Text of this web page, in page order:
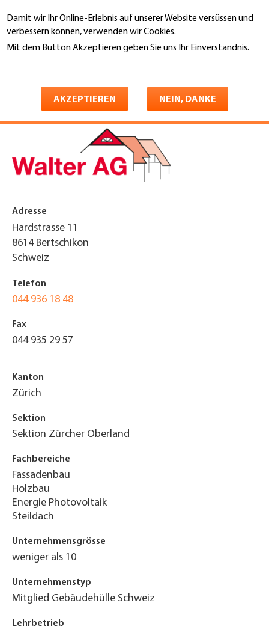
Damit wir Ihr Online-Erlebnis auf unserer Website versüssen und
verbessern können, verwenden wir Cookies.
Mit dem Button Akzeptieren geben Sie uns Ihr Einverständnis.
AKZEPTIEREN NEIN, DANKE
zum
Inhalt
Walter Bedachungen AG
Adresse
Hardstrasse 11
8614 Bertschikon
Schweiz
Telefon
044 936 18 48
Fax
044 935 29 57
Kanton
Zürich
Sektion
Sektion Zürcher Oberland
Fachbereiche
Fassadenbau
Holzbau
Energie Photovoltaik
Steildach
Unternehmensgrösse
weniger als 10
Unternehmenstyp
Mitglied Gebäudehülle Schweiz
Lehrbetrieb